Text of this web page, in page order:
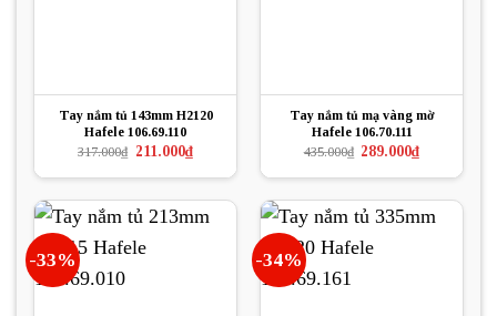
Tay nắm tủ 143mm H2120
Hafele 106.69.110
317.000₫ Giá
là:
211.000₫Giá
hiện
tại
211.000₫.
Tay nắm tủ mạ vàng mờ
Hafele 106.70.111
435.000₫ Giá
là:
289.000₫Giá
hiện
tại
289.000₫.
-33% -34%